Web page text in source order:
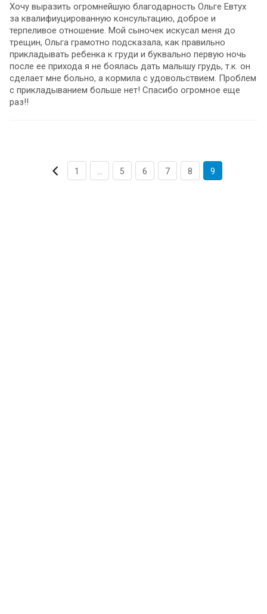
Хочу выразить огромнейшую благодарность Ольге Евтух
за квалифиуцированную консультацию, доброе и
терпеливое отношение. Мой сыночек искусал меня до
трещин, Ольга грамотно подсказала, как правильно
прикладывать ребенка к груди и буквально первую ночь
после ее прихода я не боялась дать малышу грудь, т.к. он
сделает мне больно, а кормила с удовольствием. Проблем
с прикладыванием больше нет! Спасибо огромное еще
раз!!
1 5 6 7 8 9